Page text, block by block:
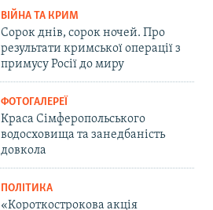
ВІЙНА ТА КРИМ
Сорок днів, сорок ночей. Про
результати кримської операції з
примусу Росії до миру
ФОТОГАЛЕРЕЇ
Краса Сімферопольського
водосховища та занедбаність
довкола
ПОЛІТИКА
«Короткострокова акція